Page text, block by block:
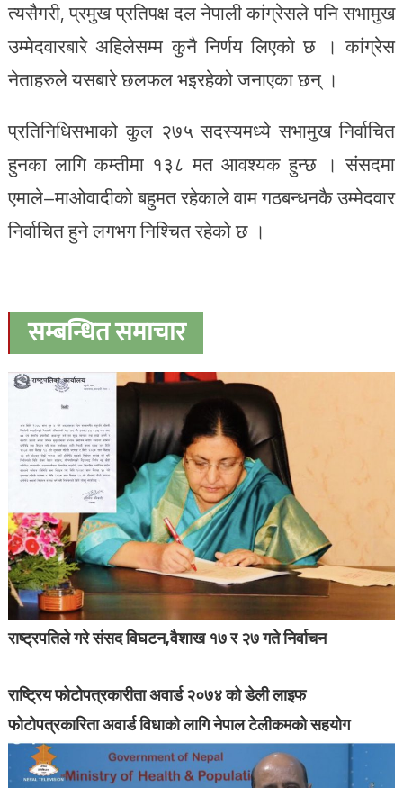
त्यसैगरी, प्रमुख प्रतिपक्ष दल नेपाली कांग्रेसले पनि सभामुख
उम्मेदवारबारे अहिलेसम्म कुनै निर्णय लिएको छ । कांग्रेस
नेताहरुले यसबारे छलफल भइरहेको जनाएका छन् ।
प्रतिनिधिसभाको कुल २७५ सदस्यमध्ये सभामुख निर्वाचित
हुनका लागि कम्तीमा १३८ मत आवश्यक हुन्छ । संसदमा
एमाले–माओवादीको बहुमत रहेकाले वाम गठबन्धनकै उम्मेदवार
निर्वाचित हुने लगभग निश्चित रहेको छ ।
सम्बन्धित समाचार
राष्ट्रपतिले गरे संसद विघटन,वैशाख १७ र २७ गते निर्वाचन
राष्ट्रिय फोटोपत्रकारीता अवार्ड २०७४ को डेली लाइफ
फोटोपत्रकारिता अवार्ड विधाको लागि नेपाल टेलीकमको सहयोग